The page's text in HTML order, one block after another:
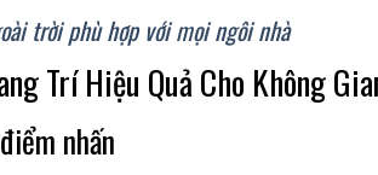
trời phù hợp với mọi ngôi nhà
Trí Hiệu Quả Cho Không
nhấn